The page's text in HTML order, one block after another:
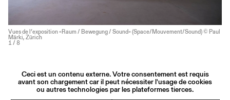
Vues de l’exposition «Raum / Bewegung / Sound» (Space/Mouvement/Sound) © Paul
Märki, Zürich
1 / 8
Ceci est un contenu externe. Votre consentement est requis
avant son chargement car il peut nécessiter l'usage de cookies
ou autres technologies par les plateformes tierces.